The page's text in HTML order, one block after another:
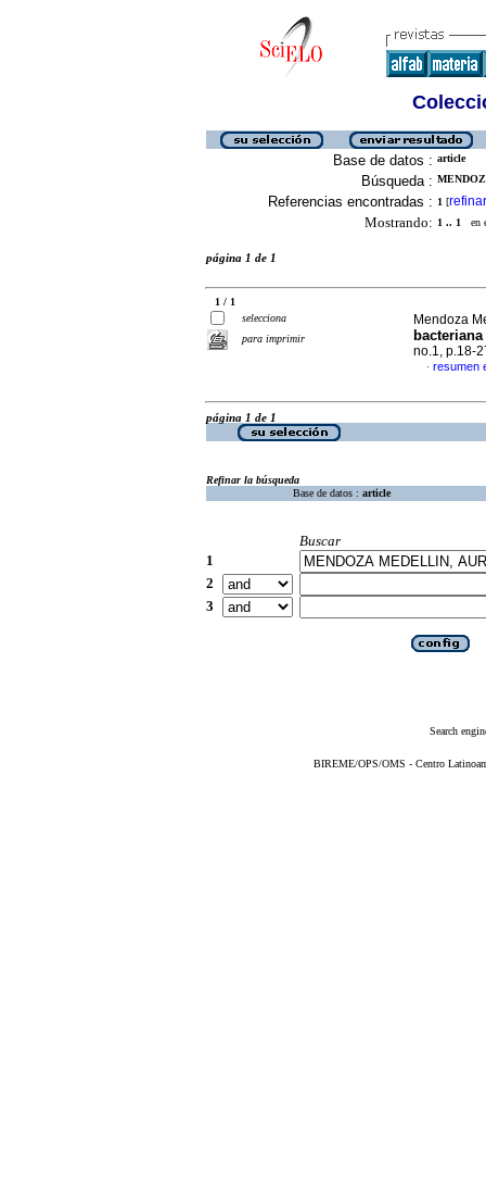
Base de datos : article
Búsqueda :
Referencias encontradas : 1 [refinar
Mostrando: 1 .. 1 en
página 1 de 1
1 / 1
selecciona
para imprimir
Mendoza
no.1, p.18-
· resumen
página 1 de 1
Refinar la búsqueda
Base de datos : article
Buscar
1
2
3
Search
BIREME/OPS/OMS - Centro